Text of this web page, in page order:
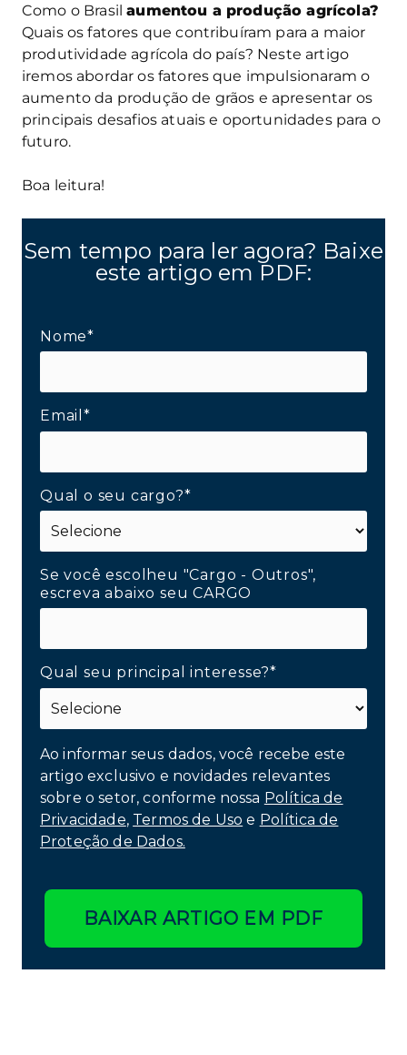
Como o Brasilaumentou a produção agrícola?
Quais os fatores que contribuíram para a maior
produtividade agrícola do país? Neste artigo
iremos abordar os fatores que impulsionaram o
aumento da produção de grãos e apresentar os
principais desafios atuais e oportunidades para o
futuro.
Boa leitura!
Sem tempo para ler agora? Baixe
este artigo em PDF:
Nome*
Email*
Qual o seu cargo?*
Se você escolheu "Cargo - Outros",
escreva abaixo seu CARGO
Qual seu principal interesse?*
Ao informar seus dados, você recebe este
artigo exclusivo e novidades relevantes
sobre o setor, conforme nossa Política de
Privacidade, Termos de Uso e Política de
Proteção de Dados.
BAIXAR ARTIGO EM PDF